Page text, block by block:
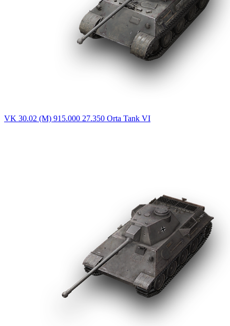
VK 30.02 (M) 915.000 27.350 Orta Tank VI